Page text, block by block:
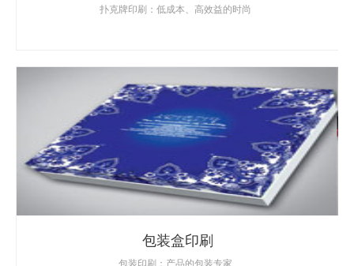
扑克牌印刷：低成本、高效益的时尚
包装盒印刷
包装印刷：产品的包装专家